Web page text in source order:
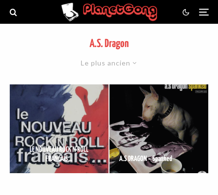
A.S. Dragon
Le plus ancien
LE NOUVEAU ROCK’N’ROLL
FRANCAIS…
A.S DRAGON – Spanked